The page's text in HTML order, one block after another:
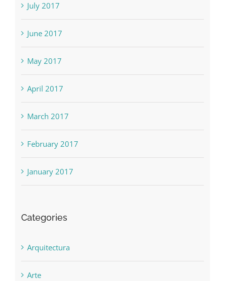
July 2017
June 2017
May 2017
April 2017
March 2017
February 2017
January 2017
Categories
Arquitectura
Arte